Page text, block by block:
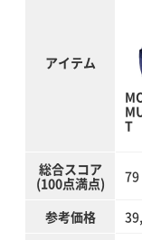
アイテム
T
総合スコア
(100点満点)
79
参考価格